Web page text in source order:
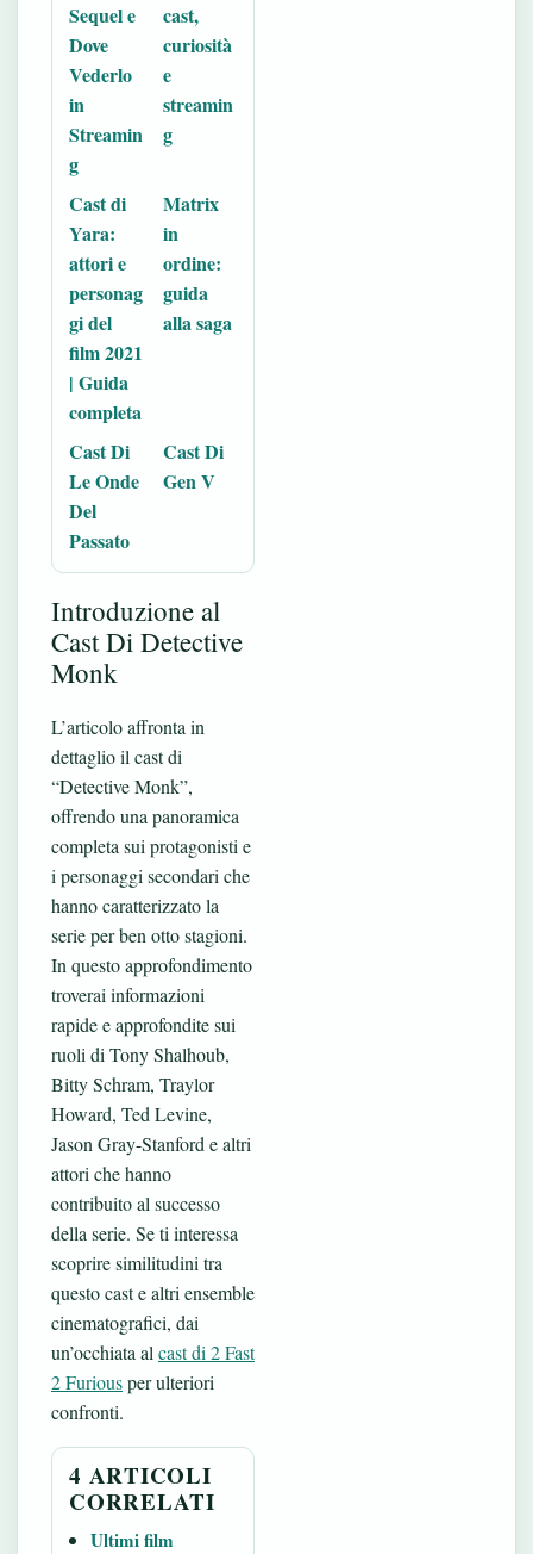
Sequel e
Dove
Vederlo
in
Streamin
g
cast,
curiosità
e
streamin
g
Cast di
Yara:
attori e
personag
gi del
film 2021
| Guida
completa
Matrix
in
ordine:
guida
alla saga
Cast Di
Le Onde
Del
Passato
Cast Di
Gen V
Introduzione al
Cast Di Detective
Monk
L’articolo affronta in
dettaglio il cast di
“Detective Monk”,
offrendo una panoramica
completa sui protagonisti e
i personaggi secondari che
hanno caratterizzato la
serie per ben otto stagioni.
In questo approfondimento
troverai informazioni
rapide e approfondite sui
ruoli di Tony Shalhoub,
Bitty Schram, Traylor
Howard, Ted Levine,
Jason Gray-Stanford e altri
attori che hanno
contribuito al successo
della serie. Se ti interessa
scoprire similitudini tra
questo cast e altri ensemble
cinematografici, dai
un’occhiata al cast di 2 Fast
2 Furiousper ulteriori
confronti.
4 ARTICOLI
CORRELATI
Ultimi film